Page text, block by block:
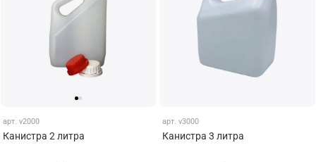
арт.v2000
Канистра 2 литра
арт. v3000
Канистра 3 литра